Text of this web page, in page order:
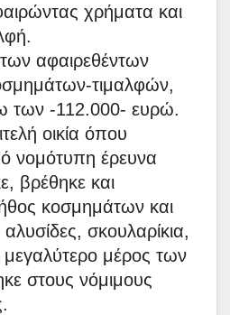
χρήματα και
αφαιρεθέντων
τιμαλφών,
των -112.000- ευρώ.
οικία όπου
νομότυπη έρευνα
βρέθηκε και
κοσμημάτων και
σκουλαρίκια,
μέρος των
στους νόμιμους